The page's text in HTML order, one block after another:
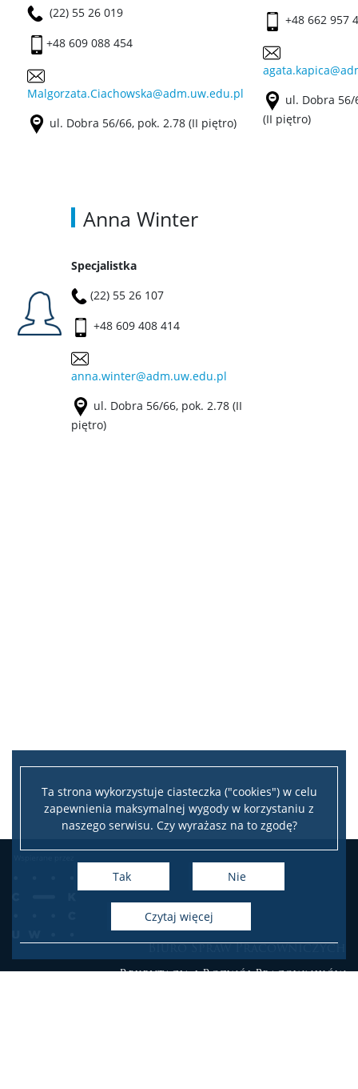
Ta strona wykorzystuje ciasteczka ("cookies") w celu
zapewnienia maksymalnej wygody w korzystaniu z
naszego serwisu. Czy wyrażasz na to zgodę?
Tak Nie
czytaj więcej
(22) 55 26 019
+48 609 088 454
Malgorzata.Ciachowska@adm.uw.edu.pl
ul. Dobra 56/66, pok. 2.78 (II piętro)
+48 662 957
ul. Dobra 56/
(II piętro)
Anna Winter
Specjalistka
(22) 55 26 107
+48 609 408 414
anna.winter@adm.uw.edu.pl
ul. Dobra 56/66, pok. 2.78 (II
piętro)
Biuro Spraw Pracowniczych
Rekrutacja i Rozwój Pracowników